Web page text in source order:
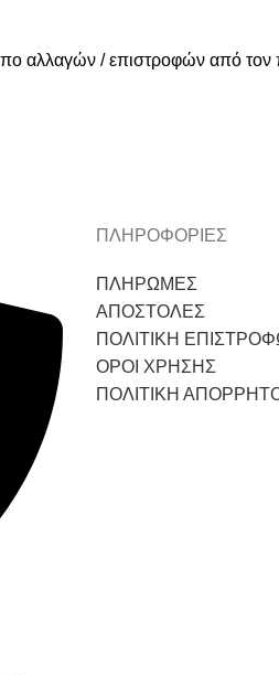
αλλαγών / επιστροφών από
ΠΛΗΡΟΦΟΡΙΕΣ
ΠΛΗΡΩΜΕΣ
ΑΠΟΣΤΟΛΕΣ
ΠΟΛΙΤΙΚΗ
ΟΡΟΙ ΧΡΗΣΗΣ
ΠΟΛΙΤΙΚΗ